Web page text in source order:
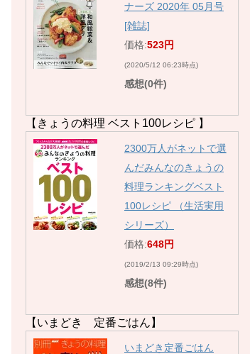
ナーズ 2020年 05月号
[雑誌]
価格:523円
(2020/5/12 06:23時点)
感想(0件)
【きょうの料理 ベスト100レシピ 】
2300万人がネットで選
んだみんなのきょうの
料理ランキングベスト
100レシピ （生活実用
シリーズ）
価格:648円
(2019/2/13 09:29時点)
感想(8件)
【いまどき 定番ごはん】
いまどき定番ごはん